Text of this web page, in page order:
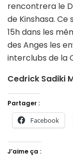
rencontrera le
de Kinshasa.
15h dans les
des Anges les
interclubs de la
Cedrick Sadiki
Partager :
Facebook
J’aime ça :